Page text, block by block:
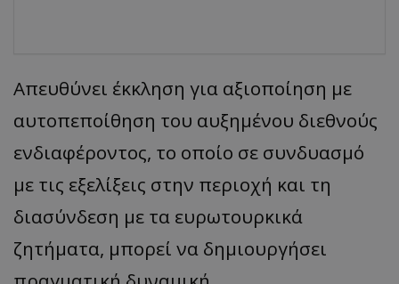
Απευθύνει έκκληση για αξιοποίηση με
αυτοπεποίθηση του αυξημένου διεθνούς
ενδιαφέροντος, το οποίο σε συνδυασμό
με τις εξελίξεις στην περιοχή και τη
διασύνδεση με τα ευρωτουρκικά
ζητήματα, μπορεί να δημιουργήσει